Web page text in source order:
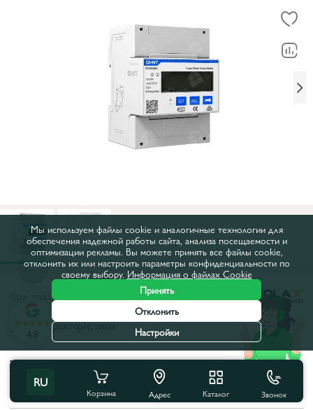
Код товара:
Все характеристики
Характеристики продукта
IP54
RU
Корзина Адрес Каталог Звонок
4.8
Мы используем файлы cookie и аналогичные технологии для
обеспечения надежной работы сайта, анализа посещаемости и
оптимизации рекламы. Вы можете принять все файлы cookie,
отклонить их или настроить параметры конфиденциальности по
своему выбору. Информация о файлах Cookie
Принять
Отклонить
Настройки